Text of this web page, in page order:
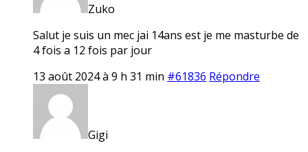
Zuko
Salut je suis un mec jai 14ans est je me masturbe de
4 fois a 12 fois par jour
13 août 2024 à 9 h 31 min #61836 Répondre
Gigi